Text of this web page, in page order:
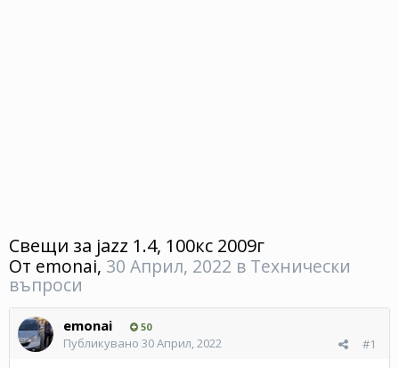
Свещи за jazz 1.4, 100кс 2009г
От emonai, 30 Април, 2022 в Технически
въпроси
emonai 50
#1
Публикувано 30 Април, 2022